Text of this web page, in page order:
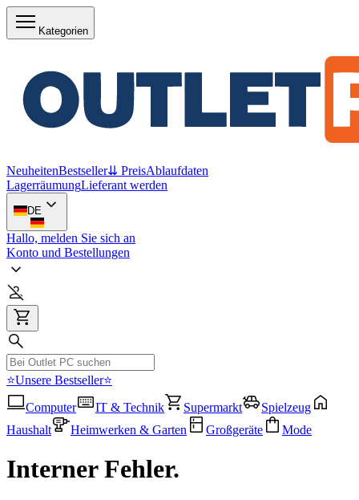
Kategorien
NeuheitenBestseller⇊ PreisAblaufdaten
LagerräumungLieferant werden
DE
Hallo, melden Sie sich an
Konto und Bestellungen
⭐Unsere Bestseller⭐
Computer
IT & Technik Supermarkt
Spielzeug
Haushalt
Heimwerken & Garten Großgeräte Mode
Interner Fehler.